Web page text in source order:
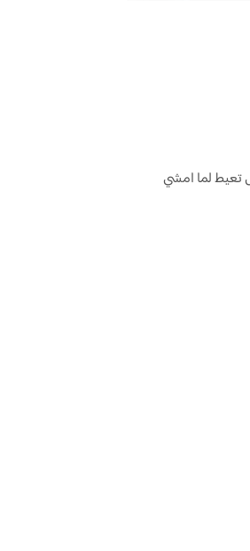
تعيط لما امشي